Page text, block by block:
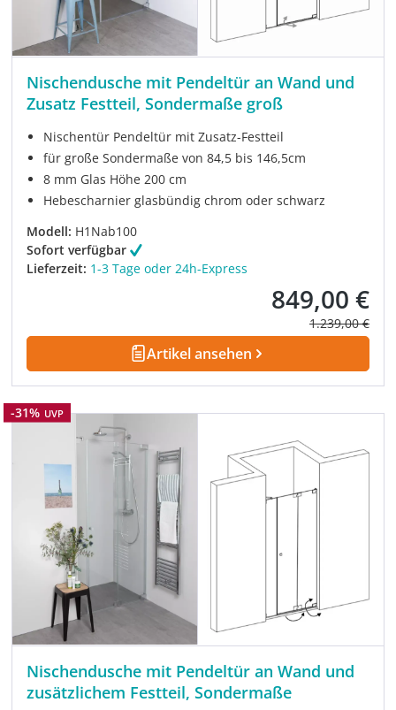
Nischendusche mit Pendeltür an Wand und
Zusatz Festteil, Sondermaße groß
Nischentür Pendeltür mit Zusatz-Festteil
für große Sondermaße von 84,5 bis 146,5cm
8 mm Glas Höhe 200 cm
Hebescharnier glasbündig chrom oder schwarz
Modell: H1Nab100
Sofort verfügbar
Lieferzeit: 1-3 Tage oder 24h-Express
Verkaufspreis:
849,00 €
Regulärer
1.239,00 €
Artikel ansehen
Rabatt
-31% UVP
Nischendusche mit Pendeltür an Wand und
zusätzlichem Festteil, Sondermaße